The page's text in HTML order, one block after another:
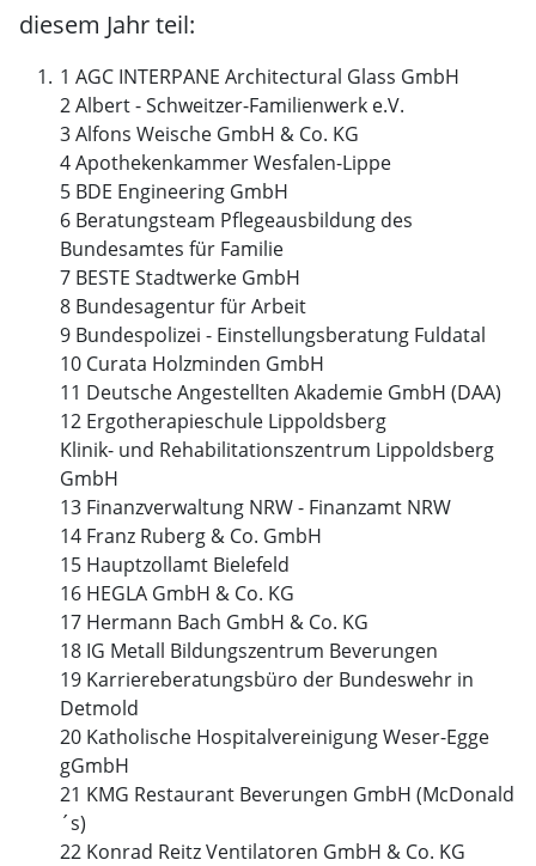
diesem Jahr teil:
1 AGC INTERPANE Architectural Glass GmbH
2 Albert - Schweitzer-Familienwerk e.V.
3 Alfons Weische GmbH & Co. KG
4 Apothekenkammer Wesfalen-Lippe
5 BDE Engineering GmbH
6 Beratungsteam Pflegeausbildung des
Bundesamtes für Familie
7 BESTE Stadtwerke GmbH
8 Bundesagentur für Arbeit
9 Bundespolizei - Einstellungsberatung Fuldatal
10 Curata Holzminden GmbH
11 Deutsche Angestellten Akademie GmbH (DAA)
12 Ergotherapieschule Lippoldsberg
Klinik- und Rehabilitationszentrum Lippoldsberg
GmbH
13 Finanzverwaltung NRW - Finanzamt NRW
14 Franz Ruberg & Co. GmbH
15 Hauptzollamt Bielefeld
16 HEGLA GmbH & Co. KG
17 Hermann Bach GmbH & Co. KG
18 IG Metall Bildungszentrum Beverungen
19 Karriereberatungsbüro der Bundeswehr in
Detmold
20 Katholische Hospitalvereinigung Weser-Egge
gGmbH
21 KMG Restaurant Beverungen GmbH (McDonald
´s)
22 Konrad Reitz Ventilatoren GmbH & Co. KG